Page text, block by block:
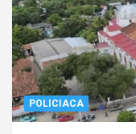
POLICIACA